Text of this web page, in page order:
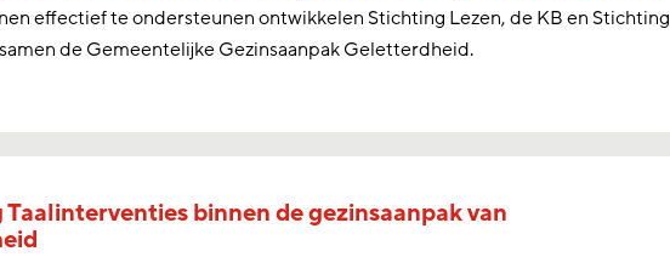
effectief te ondersteunen ontwikkelen Stichting Lezen, de KB en Stichting
de Gemeentelijke Gezinsaanpak Geletterdheid.
binnen de gezinsaanpak van